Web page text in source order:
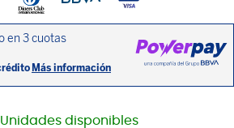
Unidades disponibles